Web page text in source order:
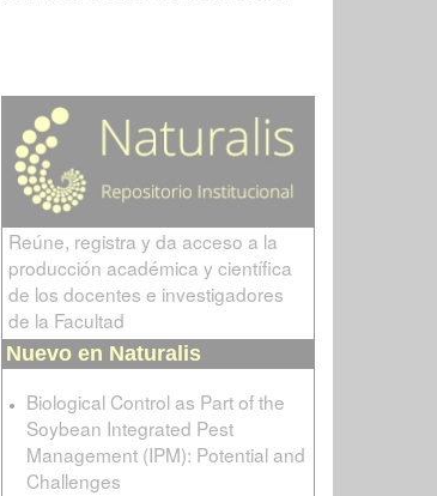
Reúne, registra y da acceso a la
producción académica y científica
de los docentes e investigadores
de la Facultad
Nuevo en Naturalis
Biological Control as Part of the
Soybean Integrated Pest
Management (IPM): Potential and
Challenges